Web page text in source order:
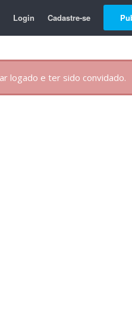
Login Cadastre-se
logado e ter sido convidado.